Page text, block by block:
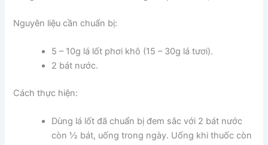
Nguyên liệu cần chuẩn bị:
5 – 10g lá lốt phơi khô (15 – 30g lá tươi).
2 bát nước.
Cách thực hiện:
Dùng lá lốt đã chuẩn bị đem sắc với 2 bát nước
còn ½ bát, uống trong ngày. Uống khi thuốc còn